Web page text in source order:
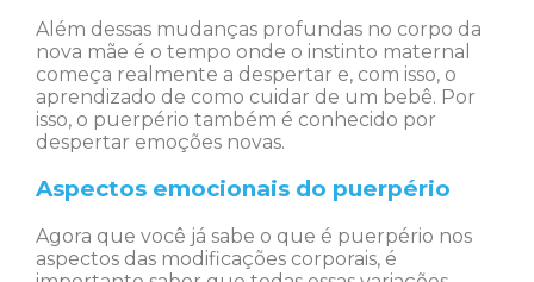
Além dessas mudanças profundas no corpo da
nova mãe é o tempo onde o instinto maternal
começa realmente a despertar e, com isso, o
aprendizado de como cuidar de um bebê. Por
isso, o puerpério também é conhecido por
despertar emoções novas.
Aspectos emocionais do puerpério
Agora que você já sabe o que é puerpério nos
aspectos das modificações corporais, é